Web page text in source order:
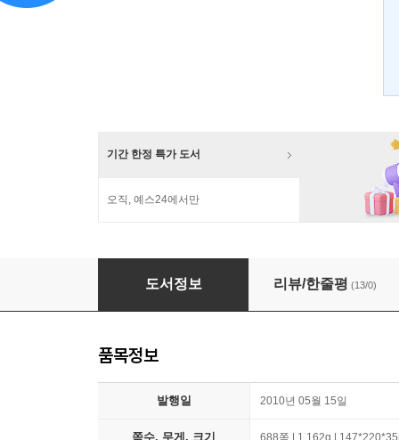
기간 한정 특가 도서
오직, 예스24에서만
세계 여행 사전
도서정보 리뷰/한줄평 (13/0)
품목정보
발행일 2010년 05월 15일
쪽수, 무게, 크기 688쪽 | 1,162g |